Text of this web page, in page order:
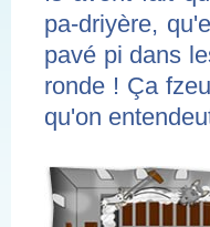
pa-driyère,
pavé pi dans
ronde ! Ça
qu'on